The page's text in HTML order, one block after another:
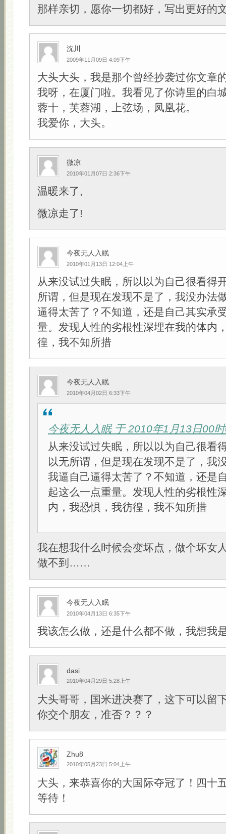
那样亲切，愿你一切都好，写出更好的
沈川
2009年11月09日 4:09下午
大头大头，我是那个曾经抄袭过你文章
我呀，在厦门啦。我看见了你诗里的白
蓉十，芙蓉湖，上弦场，凤凰花。
我爱你，大头。
微凉
2010年01月07日 2:36下午
温暖来了,
微凉走了!
今夜无人入眠
2010年01月13日 12:04上午
从来没试过失眠，所以以为自己很看得
所谓，但是现在发现不是了，我没办法
逼得太苦了？不知道，还是自己其实承
量。发现人性的劣根性深埋在我的体内
徨，我不知所措
今夜无人入眠
2010年04月02日 6:33下午
今夜无人入眠 于 2010年1月13日00
从来没试过失眠，所以以为自己很看
以无所谓，但是现在发现不是了，我
我逼自己逼得太苦了？不知道，还是
起这么一点重量。发现人性的劣根性
内，我恐惧，我彷徨，我不知所措
我在想我什么时候会变坏点，做个坏女
做不到……
今夜无人入眠
2010年04月13日 6:35下午
我该怎么做，还是什么都不做，我想我
dasi
2010年04月29日 5:28上午
大头哥哥，国米进决赛了，这下可以留
你交个朋友，准否？？？
Zhu8
2010年05月23日 5:04上午
大头，来恭喜你的大国际夺冠了！四十
等待！